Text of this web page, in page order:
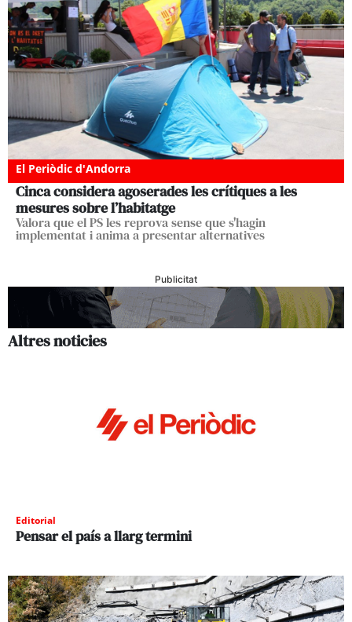
El Periòdic d'Andorra
Cinca considera agoserades les crítiques a les
mesures sobre l’habitatge
Valora que el PS les reprova sense que s'hagin
implementat i anima a presentar alternatives
Publicitat
Altres noticies
Editorial
Pensar el país a llarg termini